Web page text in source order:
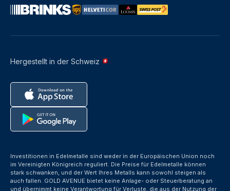
Hergestellt in der Schweiz
Investitionen in Edelmetalle sind weder in der Europäischen Union noch
im Vereinigten Königreich reguliert. Die Preise für Edelmetalle können
stark schwanken, und der Wert Ihres Metalls kann sowohl steigen als
auch fallen. GOLD AVENUE bietet keine Anlage- oder Steuerberatung an
und übernimmt keine Verantwortung für Verluste, die aus der Nutzung der